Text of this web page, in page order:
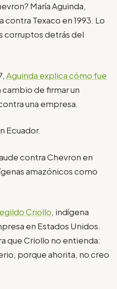
María Aguinda,
Texaco en 1993. Lo
corruptos detrás del
Aguinda explica cómo fue
de firmar un
una empresa.
Ecuador.
contra Chevron en
amazónicos como
Criollo, indígena
en Estados Unidos.
que Criollo no entienda:
porque ahorita, no creo